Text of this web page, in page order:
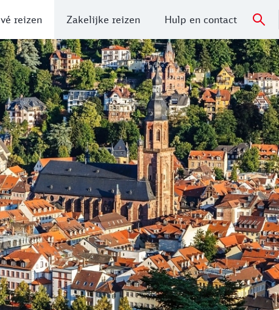
reizen Zakelijke reizen Hulp en contact
Deutsche Bahn bent u snel in deze prachtige stad